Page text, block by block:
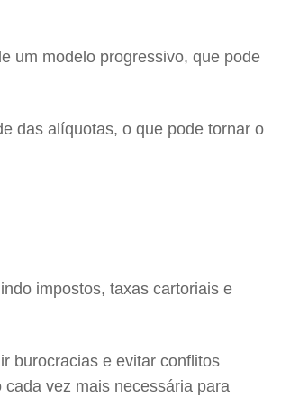
um modelo progressivo, que pode
das alíquotas, o que pode tornar o
impostos, taxas cartoriais e
burocracias e evitar conflitos
vez mais necessária para